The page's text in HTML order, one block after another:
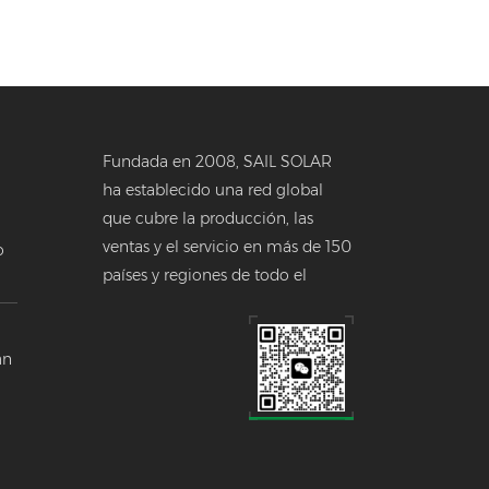
Fundada en 2008, SAIL SOLAR
ha establecido una red global
que cubre la producción, las
ventas y el servicio en más de 150
países y regiones de todo el